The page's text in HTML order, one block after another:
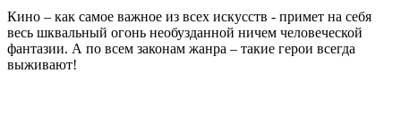
Кино – как самое важное из всех искусств - примет на себя
весь шквальный огонь необузданной ничем человеческой
фантазии. А по всем законам жанра – такие герои всегда
выживают!